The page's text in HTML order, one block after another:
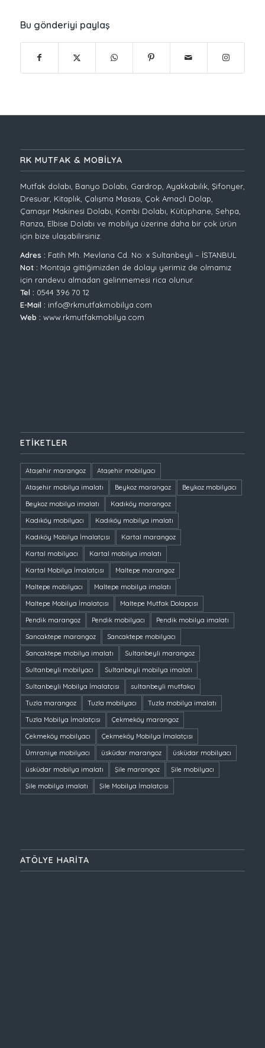
Bu gönderiyi paylaş
RK MUTFAK & MOBİLYA
Mutfak dolabı, Banyo Dolabı, Gardrop, Ayakkabılık, Şifonyer,
Dresuar, Kitaplık, Çalışma Masası, Çok Amaçlı Dolap,
Çamaşır Makinesi Dolabı, Kombi Dolabı, Kütüphane, Sehpa,
Ranza, Elbise Dolabı ve mobilya üzerine daha bir çok ürün
için bize ulaşabilirsiniz.
Adres : Fatih Mh. Mevlana Cd. No: x Sultanbeyli – İSTANBUL
Not : Montaja gittiğimizden de dolayı yerimiz de olmamız
için randevu almadan gelinmemesi rica olunur.
Tel : 0544 396 70 12
E-Mail : info@rkmutfakmobilya.com
Web : www.rkmutfakmobilya.com
ETIKETLER
Ataşehir marangoz
Ataşehir mobilyacı
Ataşehir mobilya imalatı
Beykoz marangoz
Beykoz mobilyacı
Beykoz mobilya imalatı
Kadıköy marangoz
Kadıköy mobilyacı
Kadıköy mobilya imalatı
Kadıköy Mobilya İmalatçısı
Kartal marangoz
Kartal mobilyacı
Kartal mobilya imalatı
Kartal Mobilya İmalatçısı
Maltepe marangoz
Maltepe mobilyacı
Maltepe mobilya imalatı
Maltepe Mobilya İmalatçısı
Maltepe Mutfak Dolapçısı
Pendik marangoz
Pendik mobilyacı
Pendik mobilya imalatı
Sancaktepe marangoz
Sancaktepe mobilyacı
Sancaktepe mobilya imalatı
Sultanbeyli marangoz
Sultanbeyli mobilyacı
Sultanbeyli mobilya imalatı
Sultanbeyli Mobilya İmalatçısı
sultanbeyli mutfakçı
Tuzla marangoz
Tuzla mobilyacı
Tuzla mobilya imalatı
Tuzla Mobilya İmalatçısı
Çekmeköy marangoz
Çekmeköy mobilyacı
Çekmeköy Mobilya İmalatçısı
Ümraniye mobilyacı
üsküdar marangoz
üsküdar mobilyacı
üsküdar mobilya imalatı
Şile marangoz
Şile mobilyacı
Şile mobilya imalatı
Şile Mobilya İmalatçısı
ATÖLYE HARİTA